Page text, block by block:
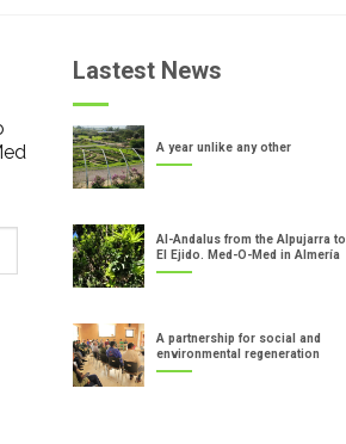
Lastest News
A year unlike any other
Al-Andalus from the Alpujarra to
El Ejido. Med-O-Med in Almería
A partnership for social and
environmental regeneration